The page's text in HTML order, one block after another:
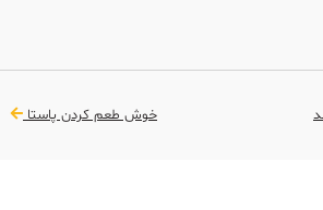
خوش طعم کردن پاستا